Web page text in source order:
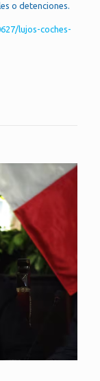
o detenciones.
lujos-coches-